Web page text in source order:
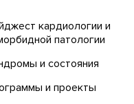
кардиологии и
патологии
и состояния
и проекты